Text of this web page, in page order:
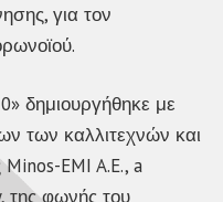
για τον
δημιουργήθηκε με
των καλλιτεχνών και
EMI A.E., a
της φωνής του